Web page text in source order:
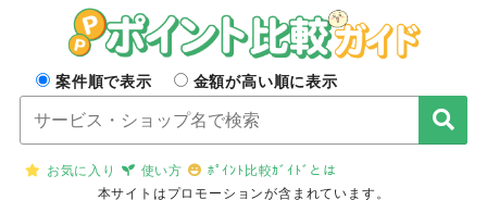
案件順で表示 金額が高い順に表示
お気に入り 使い方
ﾎﾟｲﾝﾄ比較ｶﾞｲﾄﾞとは
本サイトはプロモーションが含まれています。